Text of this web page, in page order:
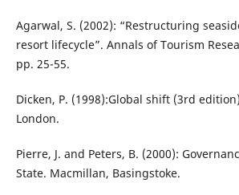
Agarwal, S. (2002): “Restructuring
resort lifecycle”. Annals of Tourism
pp. 25-55.
Dicken, P. (1998):Global shift (3rd
London.
Pierre, J. and Peters, B. (2000):
State. Macmillan, Basingstoke.